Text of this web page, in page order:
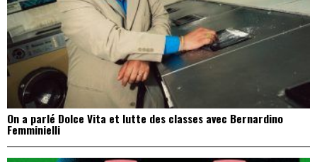
On a parlé Dolce Vita et lutte des classes avec Bernardino
Femminielli